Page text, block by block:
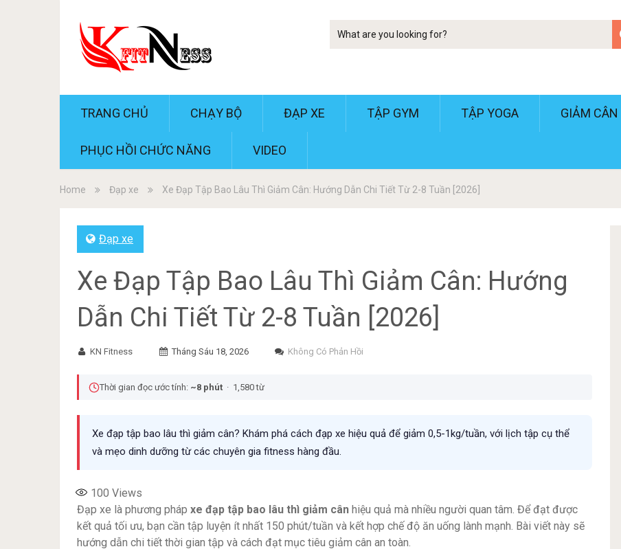
Tim
TRANG CHỦ CHẠY BỘ ĐẠP XE TẬP GYM TẬP YOGA GIẢM CÂN
PHỤC HỒI CHỨC NĂNG VIDEO
Home Đạp xe Xe Đạp Tập Bao Lâu Thì Giảm Cân: Hướng Dẫn Chi Tiết Từ 2-8 Tuần [2026]
Đạp xe
Xe Đạp Tập Bao Lâu Thì Giảm Cân: Hướng
Dẫn Chi Tiết Từ 2-8 Tuần [2026]
KN Fitness Tháng Sáu 18, 2026 Không Có Phản Hồi
Thời gian đọc ước tính: ~8 phút · 1,580 từ
Xe đạp tập bao lâu thì giảm cân? Khám phá cách đạp xe hiệu quả để giảm 0,5-1kg/tuần, với lịch tập cụ thể
và mẹo dinh dưỡng từ các chuyên gia fitness hàng đầu.
100 Views
Đạp xe là phương pháp xe đạp tập bao lâu thì giảm cân hiệu quả mà nhiều người quan tâm. Để đạt được
kết quả tối ưu, bạn cần tập luyện ít nhất 150 phút/tuần và kết hợp chế độ ăn uống lành mạnh. Bài viết này sẽ
hướng dẫn chi tiết thời gian tập và cách đạt mục tiêu giảm cân an toàn.